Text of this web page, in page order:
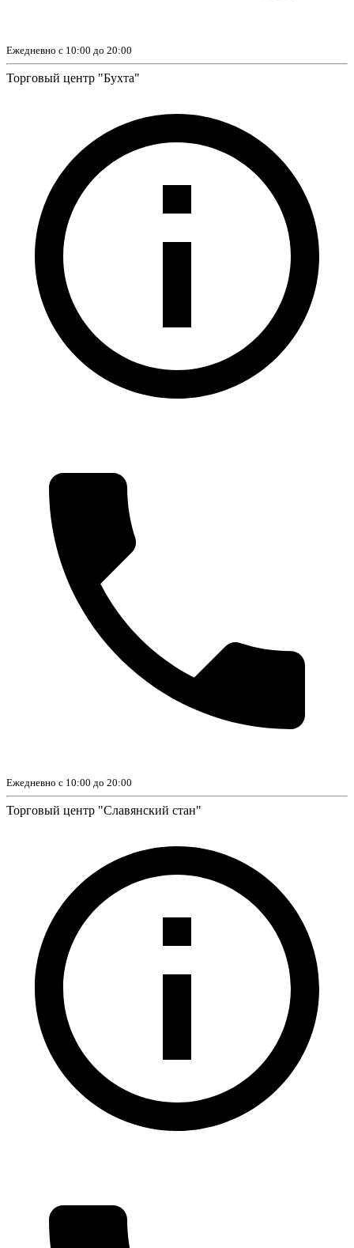
Ежедневно с 10:00 до 20:00
Торговый центр "Бухта"
Ежедневно с 10:00 до 20:00
Торговый центр "Славянский стан"